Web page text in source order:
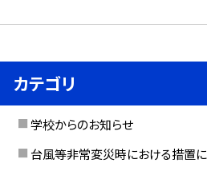
カテゴリ
学校からのお知らせ
台風等非常変災時における措置